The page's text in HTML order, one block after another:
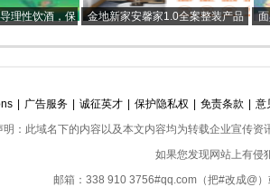
理性饮酒，保
金地新家安馨家1.0全案整装产品
广告服务 诚征英才 保护隐私权 免责条款
意
明：此域名下的内容以及本文内容均为转载企业宣传
如果您发现网站上有侵
邮箱：338 910 3756#qq.com（把#改成@